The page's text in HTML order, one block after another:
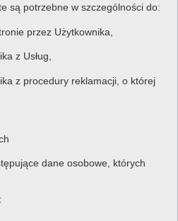
są potrzebne w szczególności do:
przez Użytkownika,
z Usług,
z procedury reklamacji, o której
dane osobowe, których